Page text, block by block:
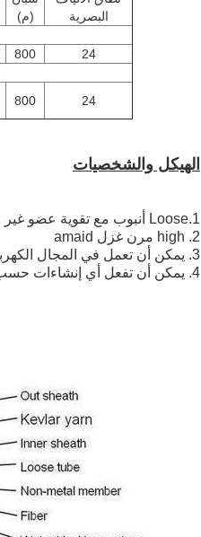
البصرية
(م)
24
800
24
800
الهيكل والشخصيات
1.Loose أنبوب مع تقوية عضو غير معدني
2. high مرن غزل amaid
3. يمكن أن تعمل في المجال الكهربائي <= 25KV / م في فترة طويلة
4. يمكن أن تفعل أي إنشاءات حسب متطلبات الزبون